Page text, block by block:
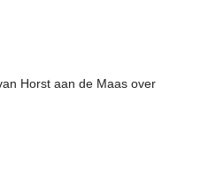
Horst aan de Maas over